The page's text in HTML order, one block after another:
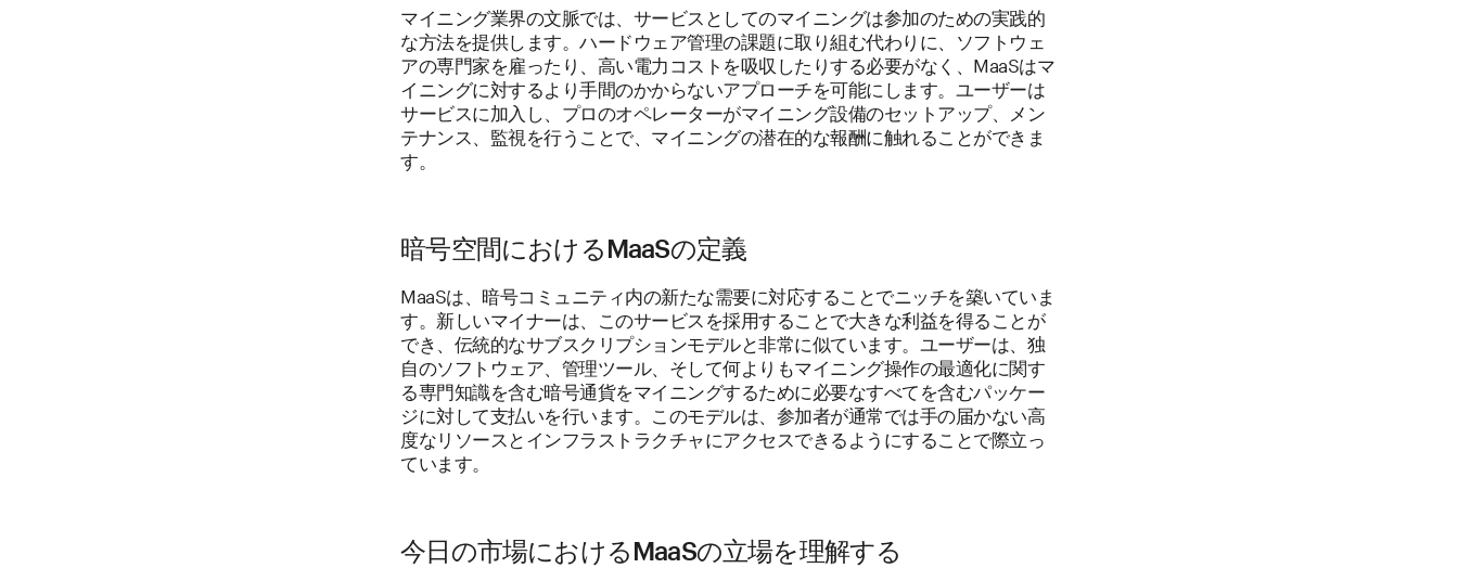
マイニング業界の文脈では、サービスとしてのマイニングは参加のための実践的
な方法を提供します。ハードウェア管理の課題に取り組む代わりに、ソフトウェ
アの専門家を雇ったり、高い電力コストを吸収したりする必要がなく、MaaSはマ
イニングに対するより手間のかからないアプローチを可能にします。ユーザーは
サービスに加入し、プロのオペレーターがマイニング設備のセットアップ、メン
テナンス、監視を行うことで、マイニングの潜在的な報酬に触れることができま
す。
暗号空間におけるMaaSの定義
MaaSは、暗号コミュニティ内の新たな需要に対応することでニッチを築いていま
す。新しいマイナーは、このサービスを採用することで大きな利益を得ることが
でき、伝統的なサブスクリプションモデルと非常に似ています。ユーザーは、独
自のソフトウェア、管理ツール、そして何よりもマイニング操作の最適化に関す
る専門知識を含む暗号通貨をマイニングするために必要なすべてを含むパッケー
ジに対して支払いを行います。このモデルは、参加者が通常では手の届かない高
度なリソースとインフラストラクチャにアクセスできるようにすることで際立っ
ています。
今日の市場におけるMaaSの立場を理解する